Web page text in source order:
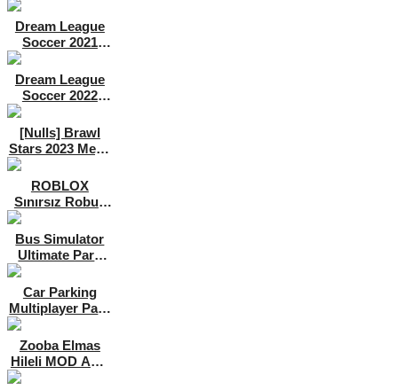
Dream League
Soccer 2021
Para Hileli MOD
APK [v8.31]
Dream League
Soccer 2022
Para Hileli MOD
APK [v9.12]
[Nulls] Brawl
Stars 2023 Mega
Hileli MOD APK
[v47.227]
ROBLOX
Sınırsız Robux
Hileli MOD APK
[v2.589.593]
Bus Simulator
Ultimate Para
Hileli MOD APK
[v1.5.2]
Car Parking
Multiplayer Para
Hileli MOD APK
[v4.8.12.6]
Zooba Elmas
Hileli MOD APK